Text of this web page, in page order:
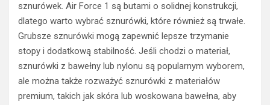
sznurówek. Air Force 1 są butami o solidnej konstrukcji,
dlatego warto wybrać sznurówki, które również są trwałe.
Grubsze sznurówki mogą zapewnić lepsze trzymanie
stopy i dodatkową stabilność. Jeśli chodzi o materiał,
sznurówki z bawełny lub nylonu są popularnym wyborem,
ale można także rozważyć sznurówki z materiałów
premium, takich jak skóra lub woskowana bawełna, aby